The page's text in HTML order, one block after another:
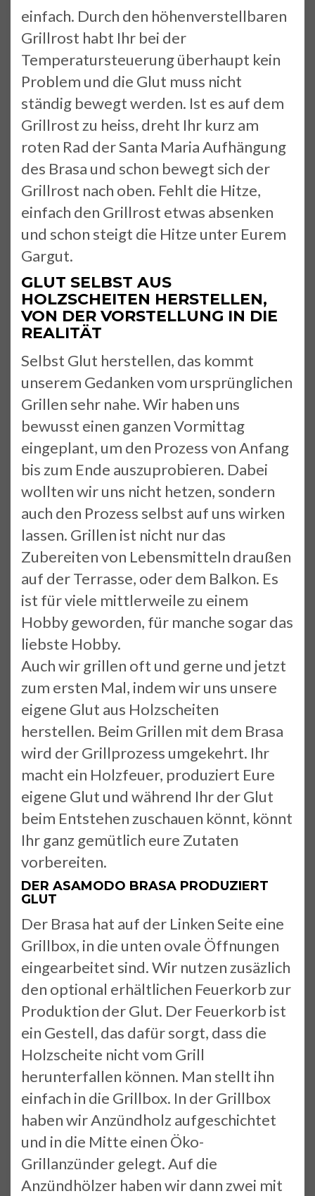
einfach. Durch den höhenverstellbaren
Grillrost habt Ihr bei der
Temperatursteuerung überhaupt kein
Problem und die Glut muss nicht
ständig bewegt werden. Ist es auf dem
Grillrost zu heiss, dreht Ihr kurz am
roten Rad der Santa Maria Aufhängung
des Brasa und schon bewegt sich der
Grillrost nach oben. Fehlt die Hitze,
einfach den Grillrost etwas absenken
und schon steigt die Hitze unter Eurem
Gargut.
GLUT SELBST AUS
HOLZSCHEITEN HERSTELLEN,
VON DER VORSTELLUNG IN DIE
REALITÄT
Selbst Glut herstellen, das kommt
unserem Gedanken vom ursprünglichen
Grillen sehr nahe. Wir haben uns
bewusst einen ganzen Vormittag
eingeplant, um den Prozess von Anfang
bis zum Ende auszuprobieren. Dabei
wollten wir uns nicht hetzen, sondern
auch den Prozess selbst auf uns wirken
lassen. Grillen ist nicht nur das
Zubereiten von Lebensmitteln draußen
auf der Terrasse, oder dem Balkon. Es
ist für viele mittlerweile zu einem
Hobby geworden, für manche sogar das
liebste Hobby.
Auch wir grillen oft und gerne und jetzt
zum ersten Mal, indem wir uns unsere
eigene Glut aus Holzscheiten
herstellen. Beim Grillen mit dem Brasa
wird der Grillprozess umgekehrt. Ihr
macht ein Holzfeuer, produziert Eure
eigene Glut und während Ihr der Glut
beim Entstehen zuschauen könnt, könnt
Ihr ganz gemütlich eure Zutaten
vorbereiten.
DER ASAMODO BRASA PRODUZIERT
GLUT
Der Brasa hat auf der Linken Seite eine
Grillbox, in die unten ovale Öffnungen
eingearbeitet sind. Wir nutzen zusäzlich
den optional erhältlichen Feuerkorb zur
Produktion der Glut. Der Feuerkorb ist
ein Gestell, das dafür sorgt, dass die
Holzscheite nicht vom Grill
herunterfallen können. Man stellt ihn
einfach in die Grillbox. In der Grillbox
haben wir Anzündholz aufgeschichtet
und in die Mitte einen Öko-
Grillanzünder gelegt. Auf die
Anzündhölzer haben wir dann zwei mit